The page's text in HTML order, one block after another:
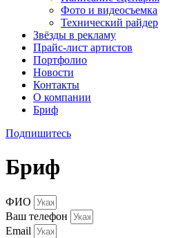
Фото и видеосъемка
Технический райдер
Звёзды в рекламу
Прайс-лист артистов
Портфолио
Новости
Контакты
О компании
Бриф
Подпишитесь
Бриф
ФИО
Ваш телефон
Email